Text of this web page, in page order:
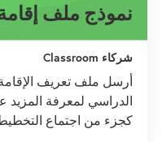
نموذج ملف
شركاء Classroom
أرسل ملف تعريف
الدراسي لمعرفة
كجزء من اجتماع